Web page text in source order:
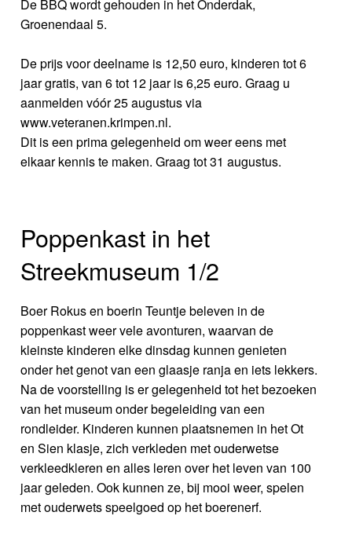
De BBQ wordt gehouden in het Onderdak,
Groenendaal 5.
De prijs voor deelname is 12,50 euro, kinderen tot 6
jaar gratis, van 6 tot 12 jaar is 6,25 euro. Graag u
aanmelden vóór 25 augustus via
www.veteranen.krimpen.nl.
Dit is een prima gelegenheid om weer eens met
elkaar kennis te maken. Graag tot 31 augustus.
Poppenkast in het
Streekmuseum 1/2
Boer Rokus en boerin Teuntje beleven in de
poppenkast weer vele avonturen, waarvan de
kleinste kinderen elke dinsdag kunnen genieten
onder het genot van een glaasje ranja en iets lekkers.
Na de voorstelling is er gelegenheid tot het bezoeken
van het museum onder begeleiding van een
rondleider. Kinderen kunnen plaatsnemen in het Ot
en Sien klasje, zich verkleden met ouderwetse
verkleedkleren en alles leren over het leven van 100
jaar geleden. Ook kunnen ze, bij mooi weer, spelen
met ouderwets speelgoed op het boerenerf.